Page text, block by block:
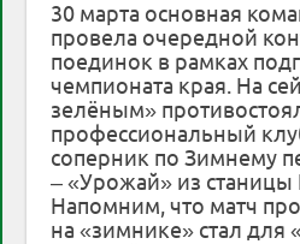
30 марта основная
провела очередной
поединок в рамках
чемпионата края. На
зелёным»
профессиональный
соперник по Зимнему
– «Урожай» из станицы
Напомним, что матч
на «зимнике» стал для